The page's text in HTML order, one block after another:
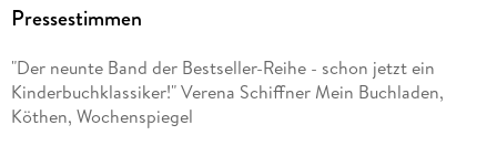
Fledermaus!
Die Illustratorin Nina Dulleck, geboren 1975, zeichnet und
malt, seit sie Stift und Pinsel halten kann. Sie lebt mit ihrer
Pressestimmen
"Der neunte Band der Bestseller-Reihe - schon jetzt ein
Kinderbuchklassiker!" Verena Schiffner Mein Buchladen,
Köthen, Wochenspiegel